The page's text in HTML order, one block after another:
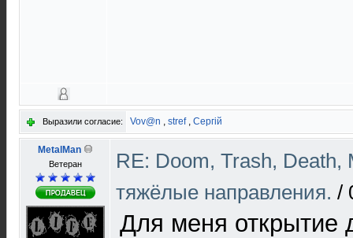
Выразили согласие: Vov@n , stref, Сергій
MetalMan
Ветеран
RE: Doom, Trash, Death,
тяжёлые направления. /
Для меня открытие